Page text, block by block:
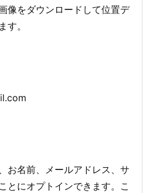
像をダウンロードして位置デ
す。
お名前、メールアドレス、サ
とにオプトインできます。こ